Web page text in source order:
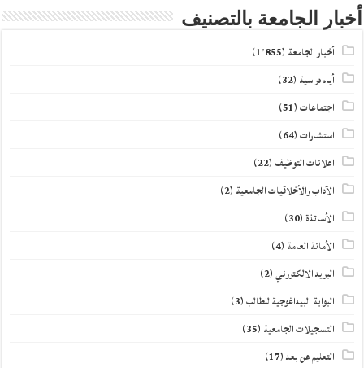
أخبار الجامعة بالتصنيف
أخبار الجامعة (1٬855)
أيام دراسية (32)
اجتماعات(51)
استشارات(64)
اعلانات التوظيف (22)
الآداب والأخلاقيات الجامعية (2)
الأساتذة(30)
الأمانة العامة (4)
البريد الالكتروني(2)
البوابة البيداغوجية للطالب(3)
التسجيلات الجامعية (35)
التعليم عن بعد(17)